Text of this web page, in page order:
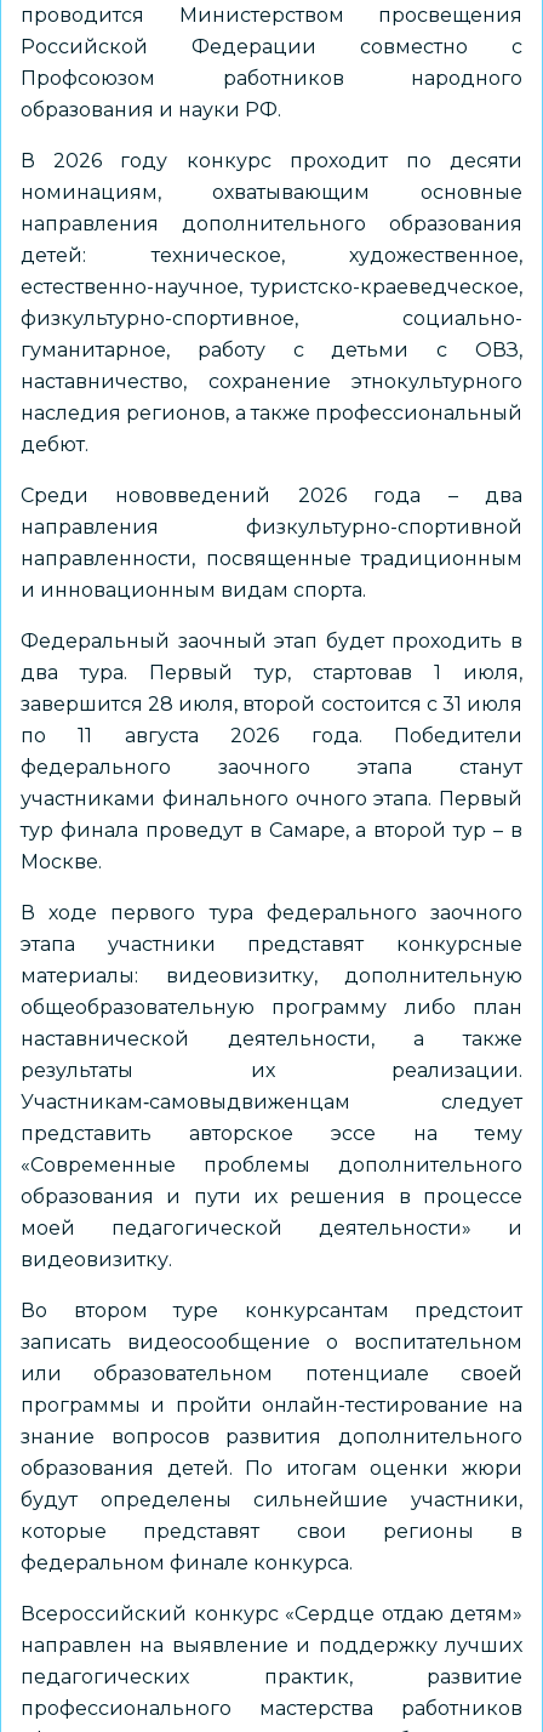
проводится Министерством просвещения
Российской Федерации совместно с
Профсоюзом работников народного
образования и науки РФ.
В 2026 году конкурс проходит по десяти
номинациям, охватывающим основные
направления дополнительного образования
детей: техническое, художественное,
естественно-научное, туристско-краеведческое,
физкультурно-спортивное, социально-
гуманитарное, работу с детьми с ОВЗ,
наставничество, сохранение этнокультурного
наследия регионов, а также профессиональный
дебют.
Среди нововведений 2026 года – два
направления физкультурно-спортивной
направленности, посвященные традиционным
и инновационным видам спорта.
Федеральный заочный этап будет проходить в
два тура. Первый тур, стартовав 1 июля,
завершится 28 июля, второй состоится с 31 июля
по 11 августа 2026 года. Победители
федерального заочного этапа станут
участниками финального очного этапа. Первый
тур финала проведут в Самаре, а второй тур – в
Москве.
В ходе первого тура федерального заочного
этапа участники представят конкурсные
материалы: видеовизитку, дополнительную
общеобразовательную программу либо план
наставнической деятельности, а также
результаты их реализации.
Участникам‑самовыдвиженцам следует
представить авторское эссе на тему
«Современные проблемы дополнительного
образования и пути их решения в процессе
моей педагогической деятельности» и
видеовизитку.
Во втором туре конкурсантам предстоит
записать видеосообщение о воспитательном
или образовательном потенциале своей
программы и пройти онлайн-тестирование на
знание вопросов развития дополнительного
образования детей. По итогам оценки жюри
будут определены сильнейшие участники,
которые представят свои регионы в
федеральном финале конкурса.
Всероссийский конкурс «Сердце отдаю детям»
направлен на выявление и поддержку лучших
педагогических практик, развитие
профессионального мастерства работников